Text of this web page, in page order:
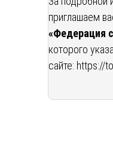
приглашаем
«Федерация
которого
сайте: https://